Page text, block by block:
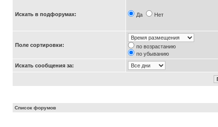
Искать в подфорумах: Да Нет
Поле сортировки:
по возрастанию
по убыванию
Искать сообщения за:
Список форумов